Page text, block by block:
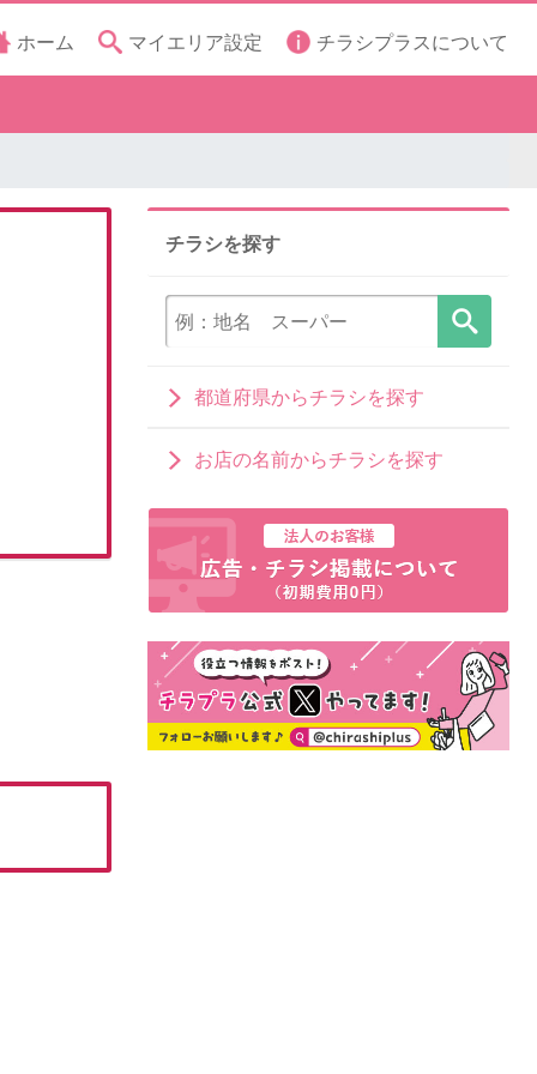
ホーム マイエリア設定 チラシプラスについて
チラシを探す
都道府県からチラシを探す
お店の名前からチラシを探す